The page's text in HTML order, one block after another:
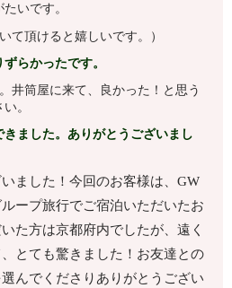
いです。
て頂けると嬉しいです。）
らかったです。
井筒屋に来て、良かった！と思う
。
ました。ありがとうございまし
ました！今回のお客様は、GW
ープ旅行でご宿泊いただいたお
た方は京都府内でしたが、遠く
とても驚きました！お友達との
んでくださりありがとうござい